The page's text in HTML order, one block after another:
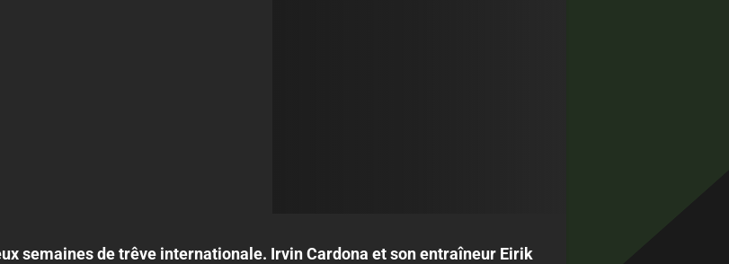
semaines de trêve internationale. Irvin Cardona et son entraîneur Eirik